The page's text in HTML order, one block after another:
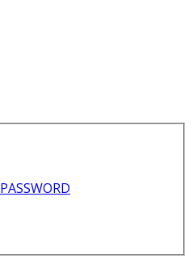
PASSWORD